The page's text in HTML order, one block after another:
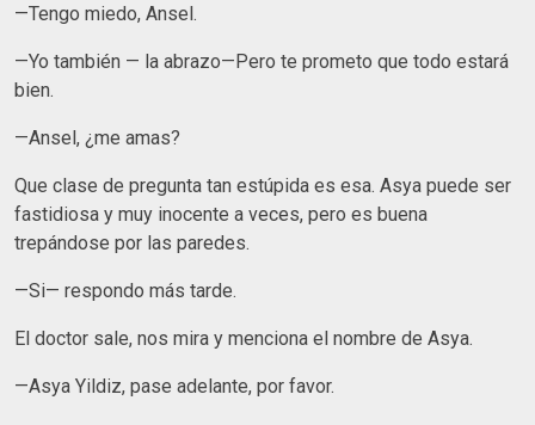
—Tengo miedo, Ansel.
—Yo también — la abrazo—Pero te prometo que todo estará
bien.
—Ansel, ¿me amas?
Que clase de pregunta tan estúpida es esa. Asya puede ser
fastidiosa y muy inocente a veces, pero es buena
trepándose por las paredes.
—Si— respondo más tarde.
El doctor sale, nos mira y menciona el nombre de Asya.
—Asya Yildiz, pase adelante, por favor.